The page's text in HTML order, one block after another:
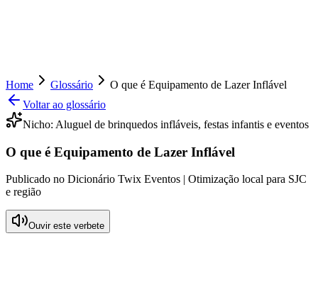
Home Glossário
O que é Equipamento de Lazer Inflável
Voltar ao glossário
Nicho: Aluguel de brinquedos infláveis, festas infantis e eventos
O que é Equipamento de Lazer Inflável
Publicado no Dicionário Twix Eventos | Otimização local para SJC
e região
Ouvir este verbete